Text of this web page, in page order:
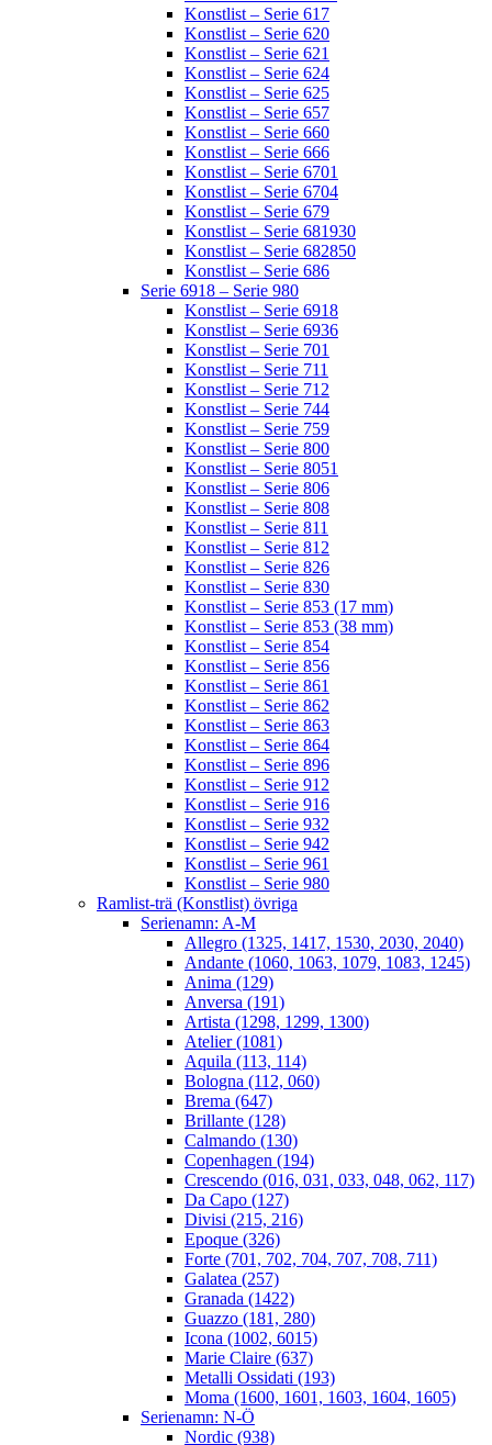
Konstlist – Serie 617
Konstlist – Serie 620
Konstlist – Serie 621
Konstlist – Serie 624
Konstlist – Serie 625
Konstlist – Serie 657
Konstlist – Serie 660
Konstlist – Serie 666
Konstlist – Serie 6701
Konstlist – Serie 6704
Konstlist – Serie 679
Konstlist – Serie 681930
Konstlist – Serie 682850
Konstlist – Serie 686
Serie 6918 – Serie 980
Konstlist – Serie 6918
Konstlist – Serie 6936
Konstlist – Serie 701
Konstlist – Serie 711
Konstlist – Serie 712
Konstlist – Serie 744
Konstlist – Serie 759
Konstlist – Serie 800
Konstlist – Serie 8051
Konstlist – Serie 806
Konstlist – Serie 808
Konstlist – Serie 811
Konstlist – Serie 812
Konstlist – Serie 826
Konstlist – Serie 830
Konstlist – Serie 853 (17 mm)
Konstlist – Serie 853 (38 mm)
Konstlist – Serie 854
Konstlist – Serie 856
Konstlist – Serie 861
Konstlist – Serie 862
Konstlist – Serie 863
Konstlist – Serie 864
Konstlist – Serie 896
Konstlist – Serie 912
Konstlist – Serie 916
Konstlist – Serie 932
Konstlist – Serie 942
Konstlist – Serie 961
Konstlist – Serie 980
Ramlist-trä (Konstlist) övriga
Serienamn: A-M
Allegro (1325, 1417, 1530, 2030, 2040)
Andante (1060, 1063, 1079, 1083, 1245)
Anima (129)
Anversa (191)
Artista (1298, 1299, 1300)
Atelier (1081)
Aquila (113, 114)
Bologna (112, 060)
Brema (647)
Brillante (128)
Calmando (130)
Copenhagen (194)
Crescendo (016, 031, 033, 048, 062, 117)
Da Capo (127)
Divisi (215, 216)
Epoque (326)
Forte (701, 702, 704, 707, 708, 711)
Galatea (257)
Granada (1422)
Guazzo (181, 280)
Icona (1002, 6015)
Marie Claire (637)
Metalli Ossidati (193)
Moma (1600, 1601, 1603, 1604, 1605)
Serienamn: N-Ö
Nordic (938)